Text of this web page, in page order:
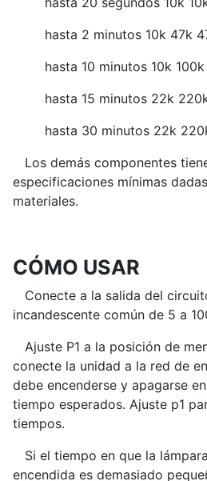
hasta 2 minutos 10k 47k
hasta 10 minutos 10k 100k
hasta 15 minutos 22k 220k
hasta 30 minutos 22k 220k
Los demás componentes
especificaciones mínimas
materiales.
CÓMO USAR
Conecte a la salida del
incandescente común de 5 a
Ajuste P1 a la posición de
conecte la unidad a la red de
debe encenderse y apagarse
tiempo esperados. Ajuste p1
tiempos.
Si el tiempo en que la
encendida es demasiado